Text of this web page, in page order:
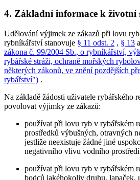
4. Základní informace k životní
Udělování výjimek ze zákazů při lovu
rybníkářství stanovuje § 11 odst. 2 , § 13 a
zákona č. 99/2004 Sb., o rybníkářství,
rybářské stráži, ochraně mořských
některých zákonů, ve znění pozdějších
rybářství") .
Na základě žádosti uživatele rybářského
povolovat výjimky ze zákazů:
používat při lovu ryb v rybářském
prostředků výbušných, otravných
jestliže neexistuje žádné jiné
negativního vlivu vodního
používat při lovu ryb v rybářském
bodců jakéhokoliv druhu, lapaček,